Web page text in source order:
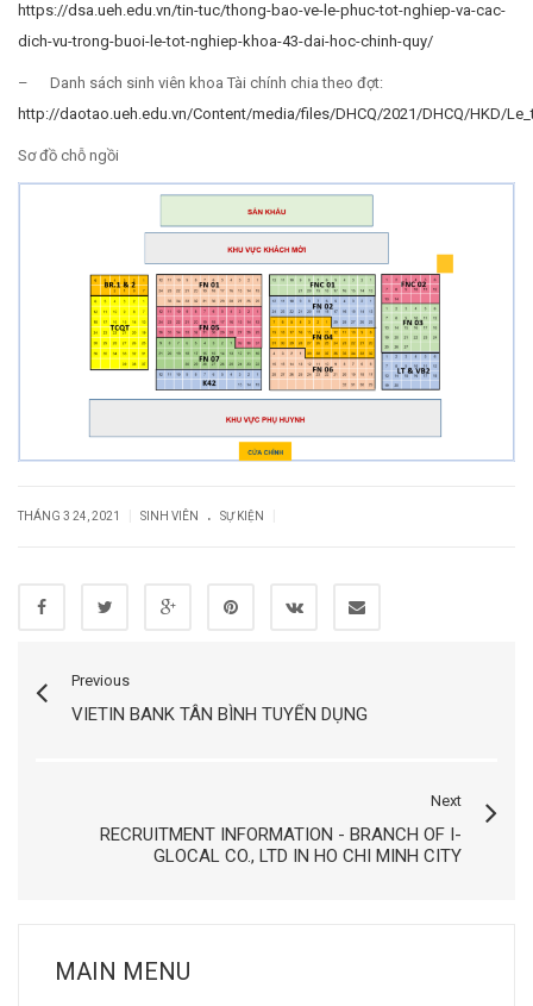
https://dsa.ueh.edu.vn/tin-tuc/thong-bao-ve-le-phuc-tot-nghiep-va-cac-
dich-vu-trong-buoi-le-tot-nghiep-khoa-43-dai-hoc-chinh-quy/
– Danh sách sinh viên khoa Tài chính chia theo đợt:
http://daotao.ueh.edu.vn/Content/media/files/DHCQ/2021/DHCQ/HKD/
Sơ đồ chỗ ngồi
THÁNG 3 24, 2021 SINH VIÊN . SỰ KIỆN
Previous
VIETIN BANK TÂN BÌNH TUYỂN DỤNG
Next
RECRUITMENT INFORMATION - BRANCH OF I-
GLOCAL CO., LTD IN HO CHI MINH CITY
MAIN MENU